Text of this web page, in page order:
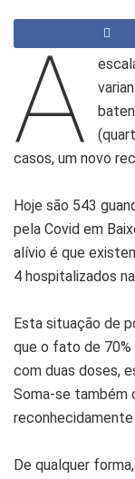
A
casos, um novo
Hoje são 543
pela Covid em
alívio é que
4 hospitalizados
Esta situação de
que o fato de 70%
com duas doses,
Soma-se também
De qualquer